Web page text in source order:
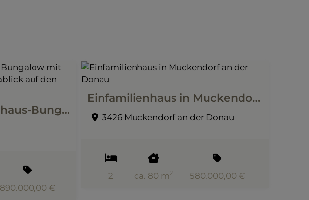
Vielseitiger Doppelhaus-Bungalow mit unverbaubarem Panoramablick auf den Wienerwald
890.000,00 €
Einfamilienhaus in Muckendorf an der Donau
3426 Muckendorf an der Donau
2 ca. 80 m 2 580.000,00 €